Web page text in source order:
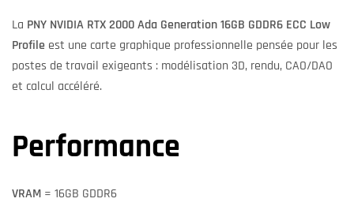
La PNY NVIDIA RTX 2000 Ada Generation 16GB GDDR6 ECC Low
Profile est une carte graphique professionnelle pensée pour les
postes de travail exigeants : modélisation 3D, rendu, CAO/DAO
et calcul accéléré.
Performance
VRAM = 16GB GDDR6